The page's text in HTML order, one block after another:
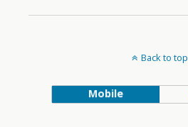
Back to top
Mobile